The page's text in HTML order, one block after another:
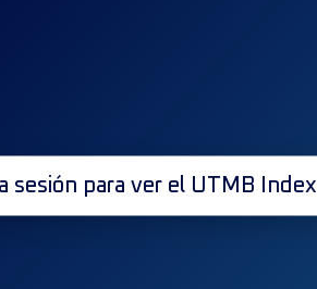
sesión para ver el UTMB Index